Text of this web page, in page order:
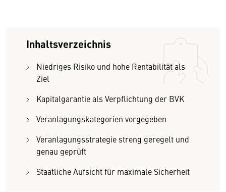
Inhaltsverzeichnis
Niedriges Risiko und hohe Rentabilität als
Ziel
Kapitalgarantie als Verpflichtung der BVK
Veranlagungskategorien vorgegeben
Veranlagungsstrategie streng geregelt und
genau geprüft
Staatliche Aufsicht für maximale Sicherheit